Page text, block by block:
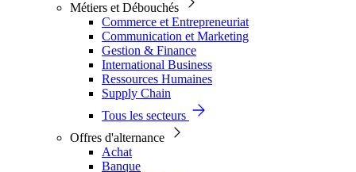
Métiers et Débouchés
Commerce et Entrepreneuriat
Communication et Marketing
Gestion & Finance
International Business
Ressources Humaines
Supply Chain
Tous les secteurs
Offres d'alternance
Achat
Banque